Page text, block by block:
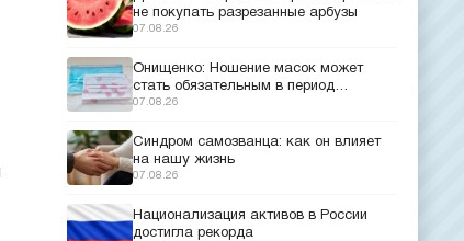
не покупать разрезанные арбузы
07.08.26
Онищенко: Ношение масок может
стать обязательным в период
эпидемий
07.08.26
Синдром самозванца: как он влияет
на нашу жизнь
07.08.26
Национализация активов в России
достигла рекорда